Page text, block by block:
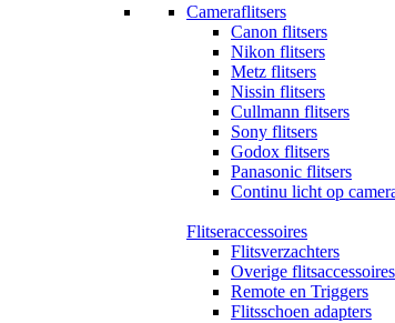
Cameraflitsers
Canon flitsers
Nikon flitsers
Metz flitsers
Nissin flitsers
Cullmann flitsers
Sony flitsers
Godox flitsers
Panasonic flitsers
Continu licht op
Flitseraccessoires
Flitsverzachters
Overige flitsaccessoires
Remote en Triggers
Flitsschoen adapters